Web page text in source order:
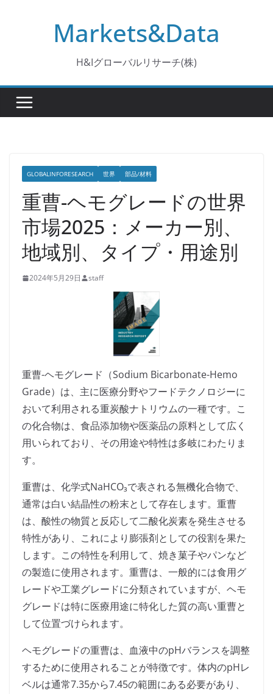
Markets&Data
H&Iグローバルリサーチ(株)
GLOBALINFORESEARCH 世界 部品/材料
重曹-ヘモグレードの世界
市場2025：メーカー別、
地域別、タイプ・用途別
2024年5月29日 staff
重曹-ヘモグレード（Sodium Bicarbonate-Hemo
Grade）は、主に医療分野やフードテクノロジーに
おいて利用される重炭酸ナトリウムの一種です。こ
の化合物は、食品添加物や医薬品の原料として広く
用いられており、その用途や特性は多岐にわたりま
す。
重曹は、化学式NaHCO₃で表される無機化合物で、
通常は白い結晶性の粉末として存在します。重曹
は、酸性の物質と反応して二酸化炭素を発生させる
特性があり、これにより膨張剤としての役割を果た
します。この特性を利用して、焼き菓子やパンなど
の製造に使用されます。重曹は、一般的には食用グ
レードや工業グレードに分類されていますが、ヘモ
グレードは特に医療用途に特化した質の高い重曹と
して位置づけられます。
ヘモグレードの重曹は、血液中のpHバランスを調整
するために使用されることが特徴です。体内のpHレ
ベルは通常7.35から7.45の範囲にある必要があり、